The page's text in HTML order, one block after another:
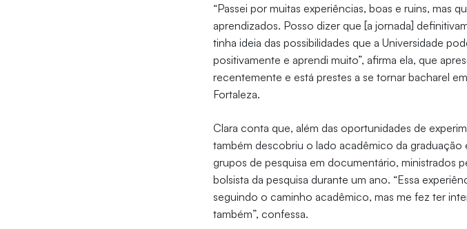
“Passei por muitas experiências, boas e ruins, mas
aprendizados. Posso dizer que [a jornada]
tinha ideia das possibilidades que a Universidade
positivamente e aprendi muito”, afirma ela, que
recentemente e está prestes a se tornar bacharel
Fortaleza.
Clara conta que, além das oportunidades de
também descobriu o lado acadêmico da
grupos de pesquisa em documentário, ministrados
bolsista da pesquisa durante um ano. “Essa
seguindo o caminho acadêmico, mas me fez ter
também”, confessa.